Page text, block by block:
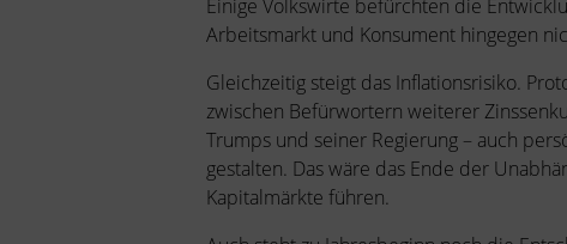
Einige Volkswirte befürchten die
Arbeitsmarkt und Konsument hingegen
Gleichzeitig steigt das Inflationsrisiko.
zwischen Befürwortern weiterer
Trumps und seiner Regierung – auch
gestalten. Das wäre das Ende der
Kapitalmärkte führen.